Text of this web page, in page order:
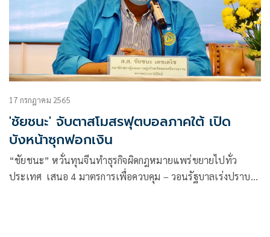
17 กรกฎาคม 2565
'ชัยชนะ' จับตาสโมสรฟุตบอลภาคใต้ เปิด
บังหน้าซุกฟอกเงิน
“ชัยชนะ” หวั่นทุนจีนทำธุรกิจผิดกฎหมายแพร่ขยายไปทั่ว
ประเทศ เสนอ 4 มาตรการเพื่อควบคุม – วอนรัฐบาลเร่งปราบ